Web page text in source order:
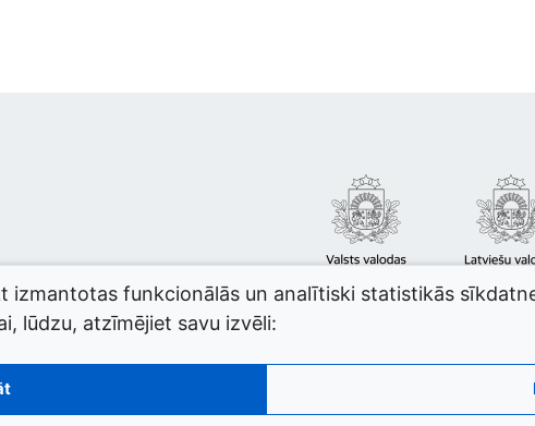
izmantotas funkcionālās un analītiski statistikās
lūdzu, atzīmējiet savu izvēli: